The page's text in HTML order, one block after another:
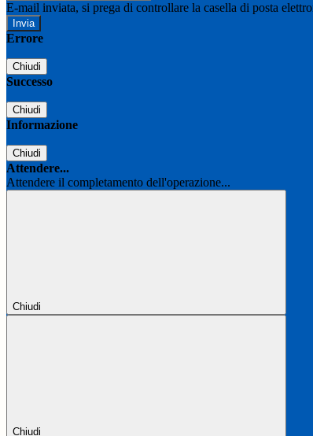
E-mail inviata, si prega di controllare la casella di posta
Errore
Chiudi
Successo
Chiudi
Informazione
Chiudi
Attendere...
Attendere il completamento dell'operazione...
Chiudi
Chiudi